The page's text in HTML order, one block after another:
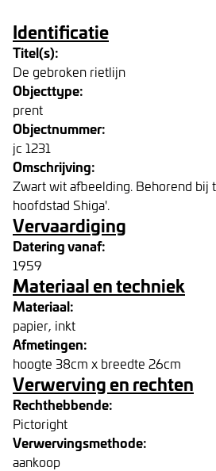
Identificatie
Titel(s):
De gebroken rietlijn
Objecttype:
prent
Objectnummer:
jc 1231
Omschrijving:
Zwart wit afbeelding. Behorend bij
hoofdstad Shiga'.
Vervaardiging
Datering vanaf:
1959
Materiaal en techniek
Materiaal:
papier, inkt
Afmetingen:
hoogte 38cm x breedte 26cm
Verwerving en rechten
Rechthebbende:
Pictoright
Verwervingsmethode:
aankoop